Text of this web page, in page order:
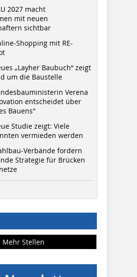
2027 macht
mit neuen
sichtbar
Shopping mit RE-
„Layher Baubuch“ zeigt
um die Baustelle
Verena
entscheidet über
Bauens"
Studie zeigt: Viele
vermieden werden
Verbände fordern
Strategie für Brücken
Mehr Stellen